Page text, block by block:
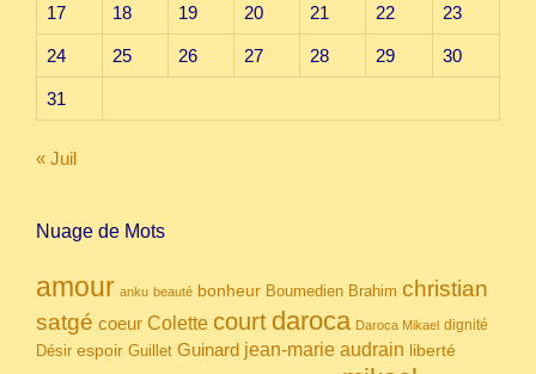
17 18 19 20 21 22 23
24 25 26 27 28 29 30
31
« Juil
Nuage de Mots
amour anku beauté bonheur Boumedien Brahim christian
satgé coeur Colette court daroca Daroca Mikael dignité
Désir espoir Guillet Guinard jean-marie audrain liberté